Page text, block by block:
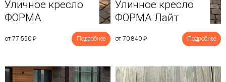
Уличное кресло
ФОРМА
от 77 550 ₽ Подробнее
Уличное кресло
ФОРМА Лайт
от 70 840 ₽ Подробнее